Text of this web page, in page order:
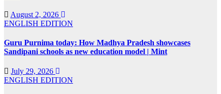
August 2, 2026
ENGLISH EDITION
Guru Purnima today: How Madhya Pradesh showcases
Sandipani schools as new education model | Mint
July 29, 2026
ENGLISH EDITION